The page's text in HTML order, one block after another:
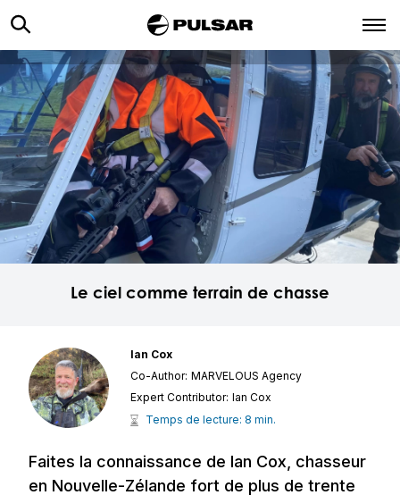
Le ciel comme terrain de chasse
Ian Cox
Co-Author: MARVELOUS Agency
Expert Contributor: Ian Cox
Temps de lecture: 8 min.
Faites la connaissance de Ian Cox, chasseur
en Nouvelle-Zélande fort de plus de trente